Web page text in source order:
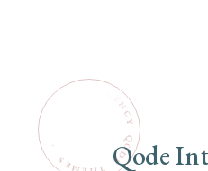
Qode